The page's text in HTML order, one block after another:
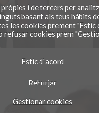
i de tercers per
basant als teus hàbits
les cookies prement "Estic
refusar cookies prem
Estic d`acord
Rebutjar
Gestionar cookies